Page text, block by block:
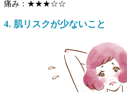
痛み：★★★☆☆
4. 肌リスクが少ないこと